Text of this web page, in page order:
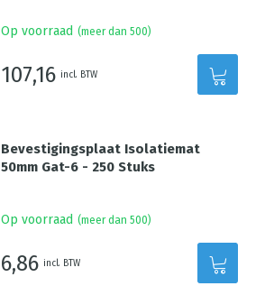
Op voorraad (meer dan 500)
107,16 incl. BTW
Bevestigingsplaat Isolatiemat
50mm Gat-6 - 250 Stuks
Op voorraad (meer dan 500)
6,86 incl. BTW